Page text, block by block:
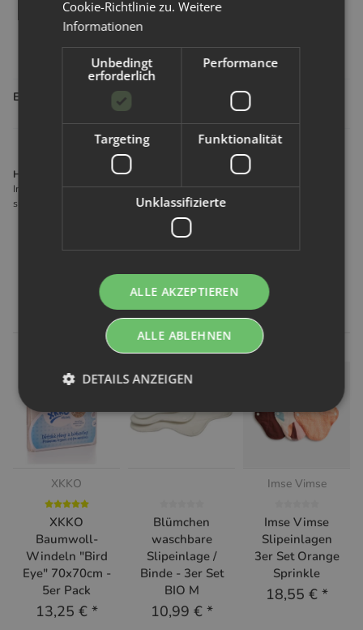
Gertrud W
Einträge insgesamt: 1
Hersteller gemäß GPSR
Imse Vimse Söndrumsvägen 29 302 37 Halmstad Schweden
shop@imsecare.com
Kunden kauften dazu folgende
Artikel:
XKKO
XKKO
Baumwoll-
Windeln "Bird
Eye" 70x70cm -
5er Pack
13,25 € *
Blümchen
waschbare
Slipeinlage /
Binde - 3er Set
BIO M
10,99 € *
Imse Vimse
Imse Vimse
Slipeinlagen
3er Set Orange
Sprinkle
18,55 € *
Cookie-Richtlinie zu.Weitere
Informationen
Unbedingt
erforderlich
Performance
Targeting Funktionalität
Unklassifizierte
ALLE AKZEPTIEREN
ALLE ABLEHNEN
DETAILS ANZEIGEN